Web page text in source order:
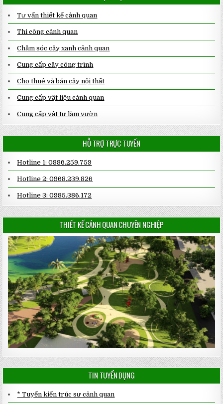
Tư vấn thiết kế cảnh quan
Thi công cảnh quan
Chăm sóc cây xanh cảnh quan
Cung cấp cây công trình
Cho thuê và bán cây nội thất
Cung cấp vật liệu cảnh quan
Cung cấp vật tư làm vườn
HỖ TRỢ TRỰC TUYẾN
Hotline 1: 0886.259.759
Hotline 2: 0968.239.826
Hotline 3: 0985.386.172
THIẾT KẾ CẢNH QUAN CHUYÊN NGHIỆP
TIN TUYỂN DỤNG
* Tuyển kiến trúc sư cảnh quan